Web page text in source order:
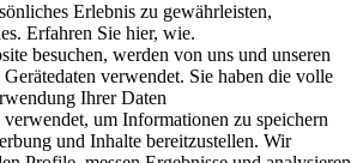
Erlebnis zu gewährleisten,
Erfahren Sie hier, wie.
besuchen, werden von uns und unseren
verwendet. Sie haben die volle
Ihrer Daten
um Informationen zu speichern
und Inhalte bereitzustellen. Wir